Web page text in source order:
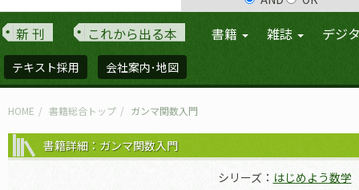
新 刊 これから出る本 書籍 雑誌 デジ
テキスト採用 会社案内･地図
HOME 書籍総合トップ ガンマ関数入門
書籍詳細：ガンマ関数入門
シリーズ： はじめよう数学